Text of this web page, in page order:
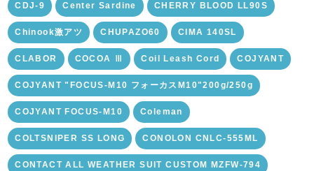
CDJ-9 Center Sardine CHERRY BLOOD LL90S
Chinook激アツ CHUPAZO60 CIMA 140SL
CLABOR COCOA Ⅲ Coil Leash Cord COJYANT
COJYANT "FOCUS-M10 フォーカスM10"200g/250g
COJYANT FOCUS-M10 Coleman
COLTSNIPER SS LONG CONOLON CNLC-555ML
CONTACT ALL WEATHER SUIT CUSTOM MZFW-794